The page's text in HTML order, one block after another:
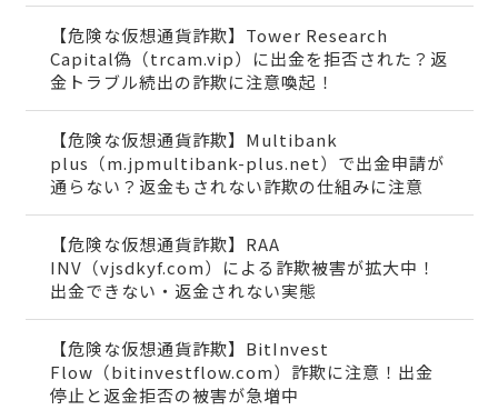
【危険な仮想通貨詐欺】Tower Research
Capital偽（trcam.vip）に出金を拒否された？返
金トラブル続出の詐欺に注意喚起！
【危険な仮想通貨詐欺】Multibank
plus（m.jpmultibank-plus.net）で出金申請が
通らない？返金もされない詐欺の仕組みに注意
【危険な仮想通貨詐欺】RAA
INV（vjsdkyf.com）による詐欺被害が拡大中！
出金できない・返金されない実態
【危険な仮想通貨詐欺】BitInvest
Flow（bitinvestflow.com）詐欺に注意！出金
停止と返金拒否の被害が急増中